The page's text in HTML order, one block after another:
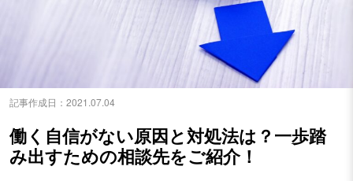
記事作成日： 2021.07.04
働く自信がない原因と対処法は？一歩踏
み出すための相談先をご紹介！